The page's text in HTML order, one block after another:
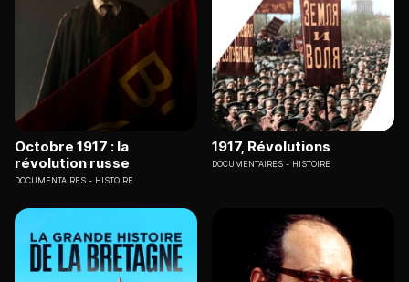
Octobre 1917 : la
révolution russe
DOCUMENTAIRES HISTOIRE
1917, Révolutions
DOCUMENTAIRES HISTOIRE